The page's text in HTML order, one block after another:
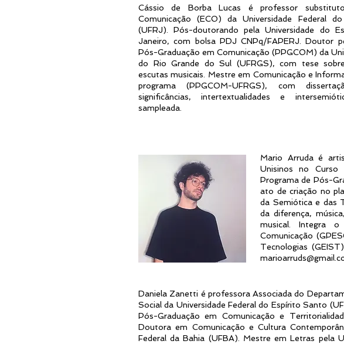
Cássio de Borba Lucas é professor
Comunicação (ECO) da Universidade Federal
(UFRJ). Pós-doutorando pela Universidade do
Janeiro, com bolsa PDJ CNPq/FAPERJ. Doutor
Pós-Graduação em Comunicação (PPGCOM) da
do Rio Grande do Sul (UFRGS), com tese
escutas musicais. Mestre em Comunicação e
programa (PPGCOM-UFRGS), com
significâncias, intertextualidades e
sampleada.
Mario Arruda é
Unisinos no Curso
Programa de Pós-
ato de criação no
da Semiótica e das
da diferença,
musical. Integra
Comunicação
Tecnologias
Daniela Zanetti é professora Associada do
Social da Universidade Federal do Espírito Santo
Pós-Graduação em Comunicação e
Doutora em Comunicação e Cultura
Federal da Bahia (UFBA). Mestre em Letras pela